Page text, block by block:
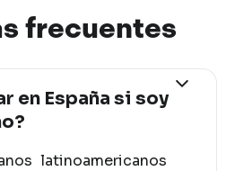
frecuentes
en España si soy
latinoamericanos